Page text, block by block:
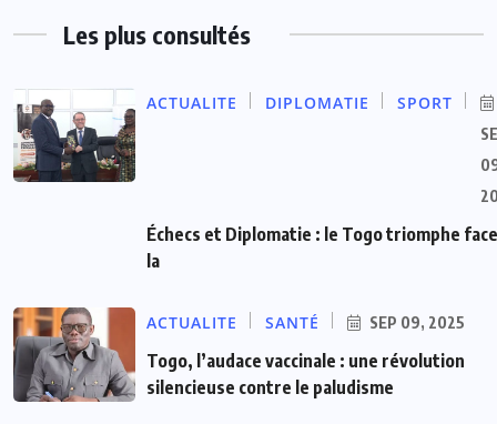
Les plus consultés
ACTUALITE DIPLOMATIE SPORT
Échecs et Diplomatie : le Togo triomphe
la
ACTUALITE SANTÉ SEP 09, 2025
Togo, l’audace vaccinale : une révolution
silencieuse contre le paludisme